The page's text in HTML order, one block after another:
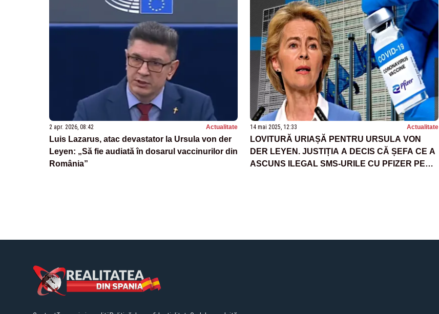
2 apr. 2026, 08:42 Actualitate
Luis Lazarus, atac devastator la Ursula von der
Leyen: „Să fie audiată în dosarul vaccinurilor din
România”
14 mai 2025, 12:33 Actualitate
LOVITURĂ URIAȘĂ PENTRU URSULA VON
DER LEYEN. JUSTIȚIA A DECIS CĂ ȘEFA CE A
ASCUNS ILEGAL SMS-URILE CU PFIZER PE